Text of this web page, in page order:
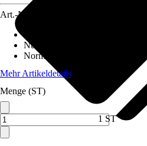
Art.-Nr.
Nutzung
Gartenspielgeräte für
Norm / Prüfzeichen
Mehr Artikeldetails
Menge (ST)
1 ST